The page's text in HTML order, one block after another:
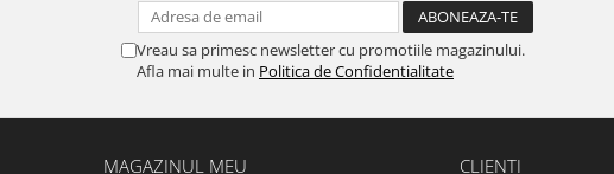
Vreau sa primesc newsletter cu promotiile magazinului.
Afla mai multe in Politica de Confidentialitate
MAGAZINUL MEU CLIENTI